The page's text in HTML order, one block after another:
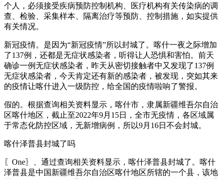
个人，必须接受疾病预防控制机构、医疗机构有关传染病的调
查、检验、采集样本、隔离治疗等预防、控制措施，如实提供
有关情况。
新冠疫情。是因为“新冠疫情”所以封城了。喀什一夜之际增加
了137例，还都是无症状感染者，听得让人恐惧和害怕。前天
确诊一例无症状感染者，昨天从密切接触者中又发现了137例
无症状感染者，今天肯定还有新的感染者，被发现，突如其来
的疫情让喀什进入一级防控，给全国的疫情啦响了警报。
假的。根据查询相关资料显示，喀什市，隶属新疆维吾尔自治
区喀什地区，截止至2022年9月15日，全市无疫情，各区域属
于常态化防控区域，无新增病例，所以9月16日不会封城。
喀什泽普县封城了吗
〖One〗、通过查询相关资料显示，喀什泽普县封城了。喀什
泽普县是中国新疆维吾尔自治区喀什地区所辖的一个县，该地